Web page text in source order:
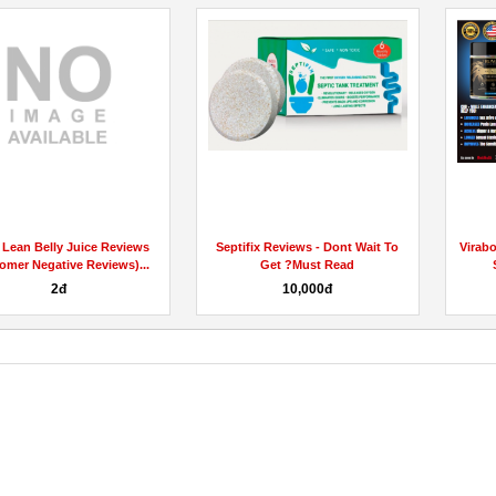
For
Price,...
Alpilean Diet Pill - Price, Benefits,
Side Effects,...
13 Fool-Proof
Bioscience